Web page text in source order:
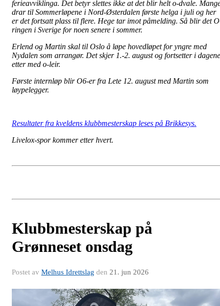
ferieavviklinga. Det betyr slettes ikke at det blir helt o-dvale.
drar til Sommerløpene i Nord-Østerdalen første helga i juli og her
er det fortsatt plass til flere. Hege tar imot påmelding. Så blir det
ringen i Sverige for noen senere i sommer.
Erlend og Martin skal til Oslo å løpe hovedløpet for yngre med
Nydalen som arrangør. Det skjer 1.-2. august og fortsetter i dagene
etter med o-leir.
Første internløp blir O6-er fra Lete 12. august med Martin som
løypelegger.
Resultater fra kveldens klubbmesterskap leses på Brikkesys.
Livelox-spor kommer etter hvert.
Klubbmesterskap på
Grønneset onsdag
Postet av Melhus Idrettslag den 21. jun 2026